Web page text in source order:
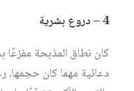
4 – دروع بشرية
كان نطاق المذبحة
دعائية مهما كان